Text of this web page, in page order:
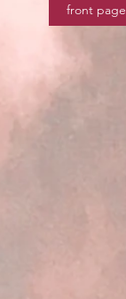
front page